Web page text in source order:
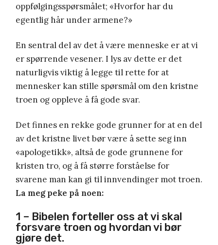
oppfølgingsspørsmålet; «Hvorfor har du
egentlig hår under armene?»
En sentral del av det å være menneske er at vi
er spørrende vesener. I lys av dette er det
naturligvis viktig å legge til rette for at
mennesker kan stille spørsmål om den kristne
troen og oppleve å få gode svar.
Det finnes en rekke gode grunner for at en del
av det kristne livet bør være å sette seg inn
«apologetikk», altså de gode grunnene for
kristen tro, og å få større forståelse for
svarene man kan gi til innvendinger mot troen.
La meg peke på noen:
1 – Bibelen forteller oss at vi skal
forsvare troen og hvordan vi bør
gjøre det.